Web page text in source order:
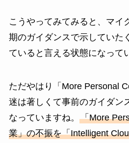
こうやってみてみると、マイ
期のガイダンスで示していた
ていると言える状態になって
ただやはり「More Personal
迷は著しくて事前のガイダン
なっていますね。 「More
業」の不振を「Intelligent